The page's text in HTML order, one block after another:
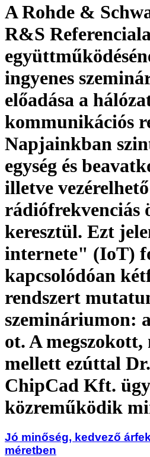
A Rohde &
R&S
ingyenes
előadása a
kommunikációs
Napjainkban
egység és
illetve
rádiófrekvenciás
keresztül. Ezt
internete" (IoT)
kapcsolódóan
rendszert
szemináriumon:
ot. A megszokott,
mellett ezúttal
ChipCad Kft.
közreműködik
Jó minőség, kedvező
méretben